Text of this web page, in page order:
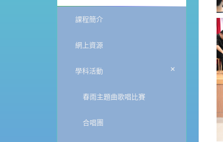
課程簡介
網上資源
學科活動 +
春雨主題曲歌唱比賽
合唱團